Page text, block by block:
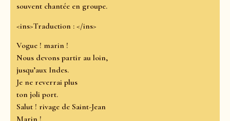
souvent chantée en groupe.
<ins>Traduction : </ins>
Vogue ! marin !
Nous devons partir au loin,
jusqu’aux Indes.
Je ne reverrai plus
ton joli port.
Salut ! rivage de Saint-Jean